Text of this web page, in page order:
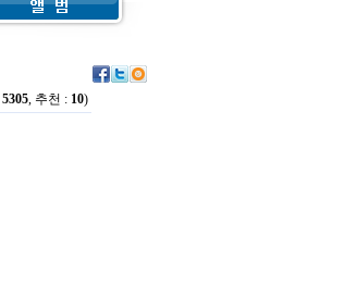
5305, 추천 : 10)